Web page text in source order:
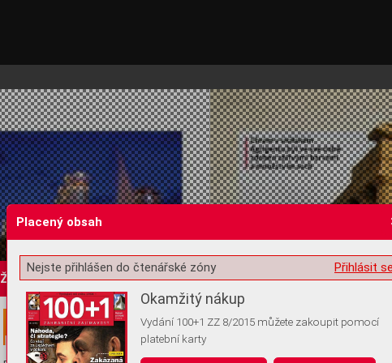
Žádost o souhlas s ukládáním volitelných informací
Placený obsah
Přihlásit
Nejste přihlášen do čtenářské zóny
Okamžitý nákup
Vydání 100+1 ZZ 8/2015 můžete zakoupit pomocí
platební karty